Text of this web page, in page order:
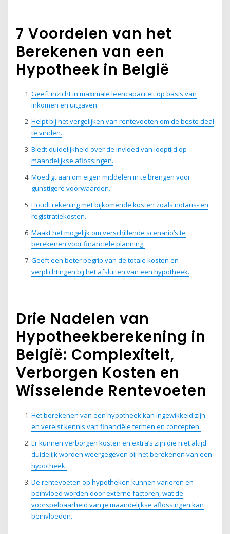
7 Voordelen van het
Berekenen van een
Hypotheek in België
Geeft inzicht in maximale leencapaciteit op basis van
inkomen en uitgaven.
Helpt bij het vergelijken van rentevoeten om de beste deal
te vinden.
Biedt duidelijkheid over de invloed van looptijd op
maandelijkse aflossingen.
Moedigt aan om eigen middelen in te brengen voor
gunstigere voorwaarden.
Houdt rekening met bijkomende kosten zoals notaris- en
registratiekosten.
Maakt het mogelijk om verschillende scenario’s te
berekenen voor financiële planning.
Geeft een beter begrip van de totale kosten en
verplichtingen bij het afsluiten van een hypotheek.
Drie Nadelen van
Hypotheekberekening in
België: Complexiteit,
Verborgen Kosten en
Wisselende Rentevoeten
Het berekenen van een hypotheek kan ingewikkeld zijn
en vereist kennis van financiële termen en concepten.
Er kunnen verborgen kosten en extra’s zijn die niet altijd
duidelijk worden weergegeven bij het berekenen van een
hypotheek.
De rentevoeten op hypotheken kunnen variëren en
beïnvloed worden door externe factoren, wat de
voorspelbaarheid van je maandelijkse aflossingen kan
beïnvloeden.